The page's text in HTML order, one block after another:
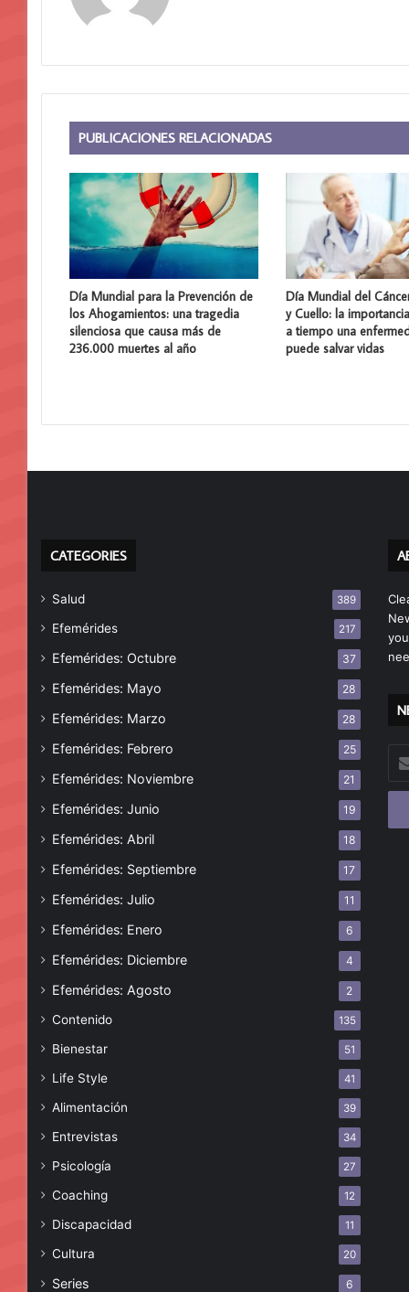
PUBLICACIONES RELACIONADAS
Día Mundial para la Prevención de
los Ahogamientos: una tragedia
silenciosa que causa más de
236.000 muertes al año
Día Mundial del
y Cuello: la
a tiempo una
puede salvar vidas
CATEGORIES
Salud 389
Efemérides 217
Efemérides: Octubre 37
Efemérides: Mayo 28
Efemérides: Marzo 28
Efemérides: Febrero 25
Efemérides: Noviembre 21
Efemérides: Junio 19
Efemérides: Abril 18
Efemérides: Septiembre 17
Efemérides: Julio 11
Efemérides: Enero 6
Efemérides: Diciembre 4
Efemérides: Agosto 2
Contenido 135
Bienestar 51
Life Style 41
Alimentación 39
Entrevistas 34
Psicología 27
Coaching 12
Discapacidad 11
Cultura 20
Series 6